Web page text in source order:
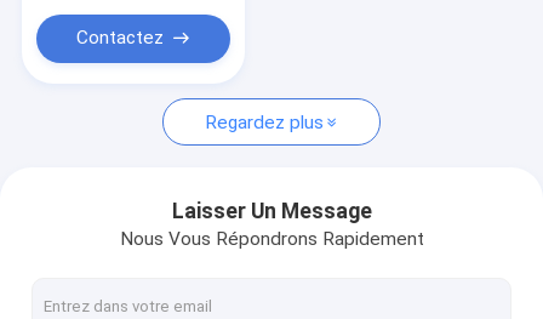
Sabots de frein de remorque
Contactez
Regardez plus
Laisser Un Message
Nous Vous Répondrons Rapidement